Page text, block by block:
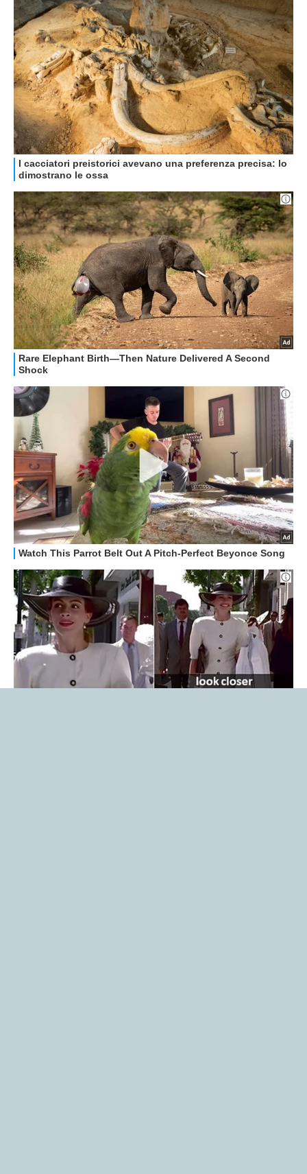
ALTRO
Libero Tecnologia è un prodotto Italiaonline